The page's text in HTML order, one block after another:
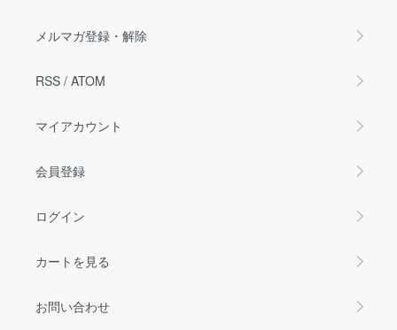
メルマガ登録・解除
RSS / ATOM
マイアカウント
会員登録
ログイン
カートを見る
お問い合わせ